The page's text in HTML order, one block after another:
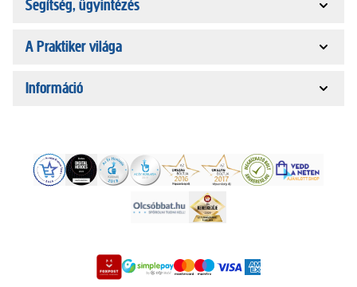
Segítség, ügyintézés
A Praktiker világa
Információ